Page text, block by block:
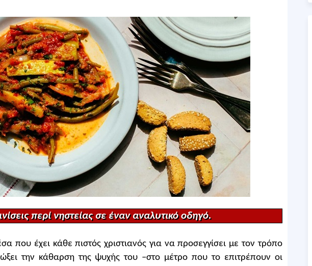
περί νηστείας σε έναν αναλυτικό οδηγό.
που έχει κάθε πιστός χριστιανός για να προσεγγίσει με τον τρόπο
την κάθαρση της ψυχής του –στο μέτρο που το επιτρέπουν οι